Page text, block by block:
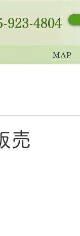
923-4804
MAP
売